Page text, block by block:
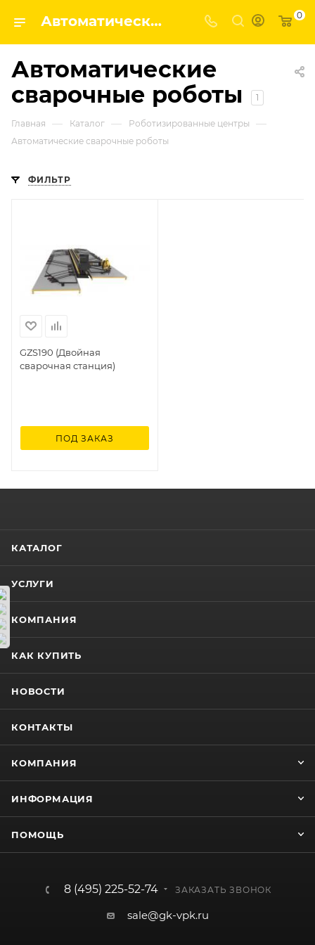
Автоматические сварочные роботы | Завод строительных и промышленных механизмов VPK 0
Автоматические
сварочные роботы
1
Главная — Каталог — Роботизированные центры —
Автоматические сварочные роботы
ФИЛЬТР
GZS190 (Двойная
сварочная станция)
ПОД ЗАКАЗ
КАТАЛОГ
УСЛУГИ
КОМПАНИЯ
КАК КУПИТЬ
НОВОСТИ
КОНТАКТЫ
КОМПАНИЯ
ИНФОРМАЦИЯ
ПОМОЩЬ
8 (495) 225-52-74 ЗАКАЗАТЬ ЗВОНОК
sale@gk-vpk.ru